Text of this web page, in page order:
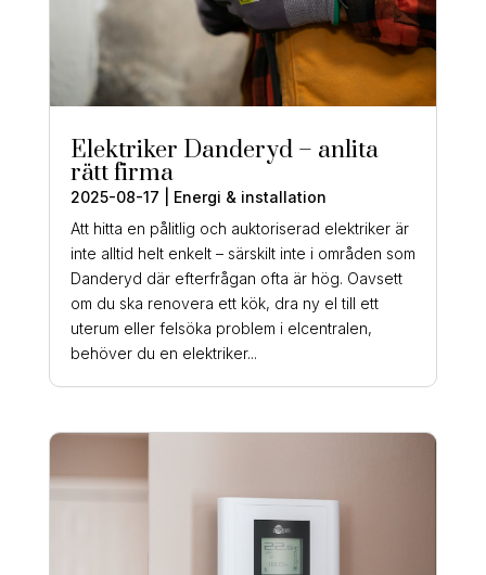
Elektriker Danderyd – anlita
rätt firma
2025-08-17
Energi & installation
Att hitta en pålitlig och auktoriserad elektriker är
inte alltid helt enkelt – särskilt inte i områden som
Danderyd där efterfrågan ofta är hög. Oavsett
om du ska renovera ett kök, dra ny el till ett
uterum eller felsöka problem i elcentralen,
behöver du en elektriker...